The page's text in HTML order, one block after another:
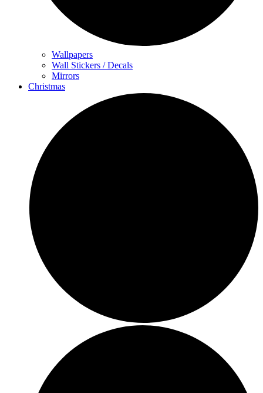
Wallpapers
Wall Stickers / Decals
Mirrors
Christmas